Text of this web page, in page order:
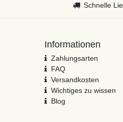
Schnelle
Informationen
Zahlungsarten
FAQ
Versandkosten
Wichtiges zu wissen
Blog